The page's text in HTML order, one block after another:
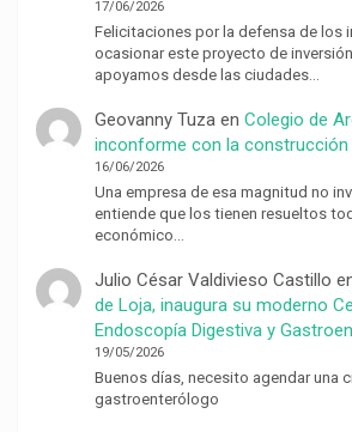
17/06/2026
Felicitaciones por la defensa de los
ocasionar este proyecto de
apoyamos desde las ciudades…
Geovanny Tuzaen Colegio de
inconforme con la construcción
16/06/2026
Una empresa de esa magnitud no
entiende que los tienen resueltos
económico…
Julio César Valdivieso Castillo
de Loja, inaugura su moderno
Endoscopía Digestiva y
19/05/2026
Buenos días, necesito agendar una
gastroenterólogo